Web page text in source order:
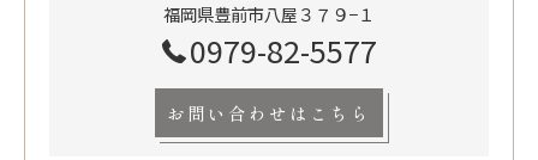
福岡県豊前市八屋３７９−１
0979-82-5577
お問い合わせはこちら